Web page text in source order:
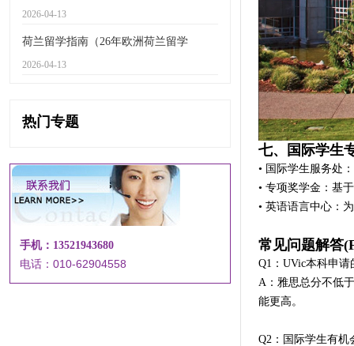
2026-04-13
荷兰留学指南（26年欧洲荷兰留学
2026-04-13
热门专题
手机：13521943680
电话：010-62904558
七、国际学生
• 国际学生服务处
• 专项奖学金：基
• 英语语言中心：
常见问题解答
Q1：UVic本科申
A：雅思总分不低
能更高。
Q2：国际学生有机